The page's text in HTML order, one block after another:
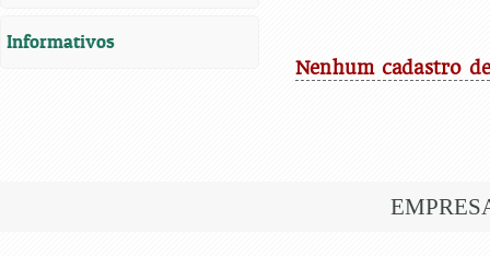
Informativos
Nenhum cadastro